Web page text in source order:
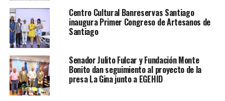
Centro Cultural Banreservas Santiago
inaugura Primer Congreso de Artesanos de
Santiago
Senador Julito Fulcar y Fundación Monte
Bonito dan seguimiento al proyecto de la
presa La Gina junto a EGEHID